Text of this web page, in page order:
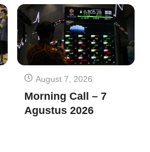
August 7, 2026
Morning Call – 7
Agustus 2026